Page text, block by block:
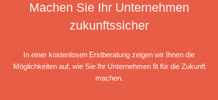
Machen Sie Ihr Unternehmen
zukunftssicher
In einer kostenlosen Erstberatung zeigen wir Ihnen die
Möglichkeiten auf, wie Sie Ihr Unternehmen fit für die Zukunft
machen.